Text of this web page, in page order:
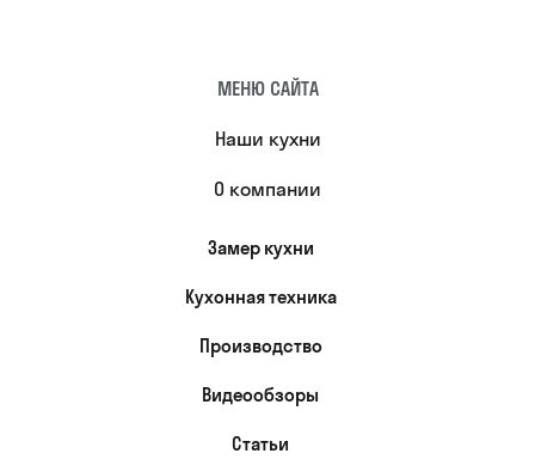
МЕНЮ САЙТА
Наши кухни
О компании
Замер кухни
Кухонная техника
Производство
Видеообзоры
Статьи